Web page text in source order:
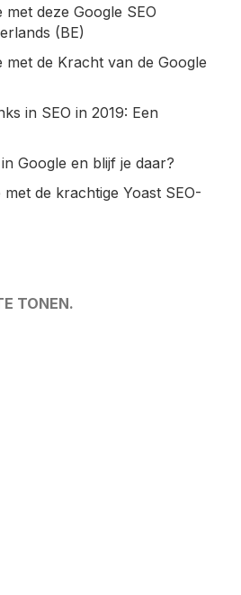
met deze Google SEO
(BE)
met de Kracht van de Google
in SEO in 2019: Een
Google en blijf je daar?
de krachtige Yoast SEO-
TONEN.